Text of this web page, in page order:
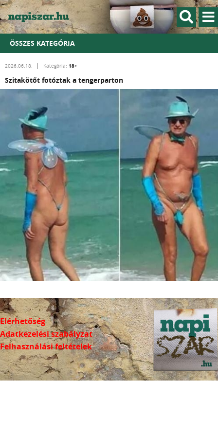
ÖSSZES KATEGÓRIA
2026.06.18. Kategória: 18+
Szitakötőt fotóztak a tengerparton
Elérhetőség
Adatkezelési szabályzat
Felhasználási feltételek